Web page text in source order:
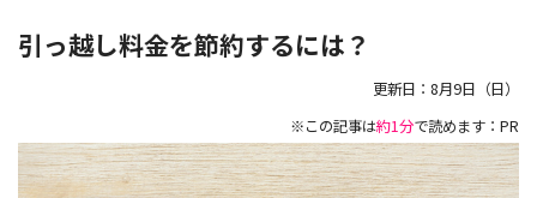
引っ越し料金を節約するには？
更新日： 8月9日（日）
※この記事は約1分で読めます：PR